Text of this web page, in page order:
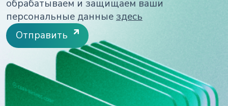
обрабатываем и защищаем ваши
персональные данныездесь
Отправить